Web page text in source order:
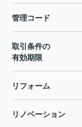
管理コード
取引条件の
有効期限
リフォーム
リノベーション